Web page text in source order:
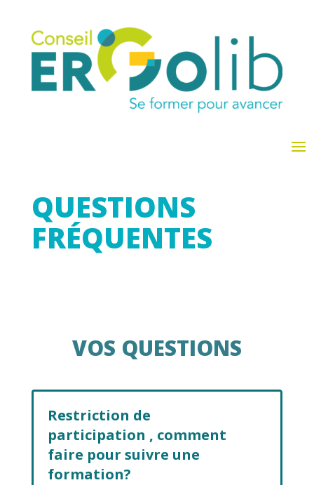
QUESTIONS
FRÉQUENTES
VOS QUESTIONS
Restriction de
participation , comment
faire pour suivre une
formation?